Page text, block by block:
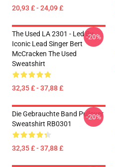
20,93 £ - 24,09 £
The Used LA 2301 - Led By
Iconic Lead Singer Bert
McCracken The Used
Sweatshirt
32,35 £ - 37,88 £
-20%
Die Gebrauchte Band Pullover
Sweatshirt RB0301
32,35 £ - 37,88 £
-20%